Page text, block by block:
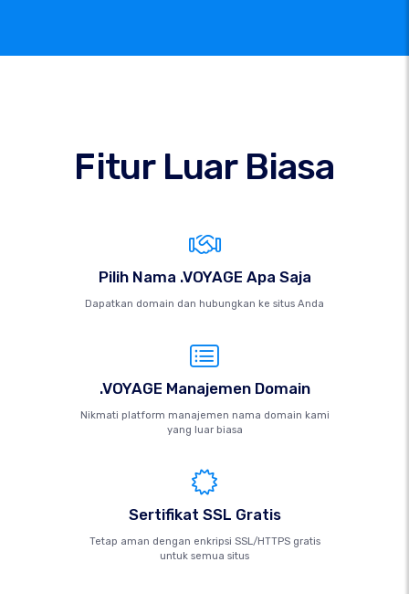
Fitur Luar Biasa
Pilih Nama .VOYAGE Apa Saja
Dapatkan domain dan hubungkan ke situs Anda
.VOYAGE Manajemen Domain
Nikmati platform manajemen nama domain kami
yang luar biasa
Sertifikat SSL Gratis
Tetap aman dengan enkripsi SSL/HTTPS gratis
untuk semua situs